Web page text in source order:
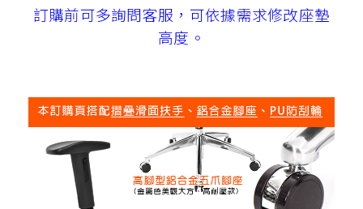
訂購前可多詢問客服，可依據需求修改座墊
高度。